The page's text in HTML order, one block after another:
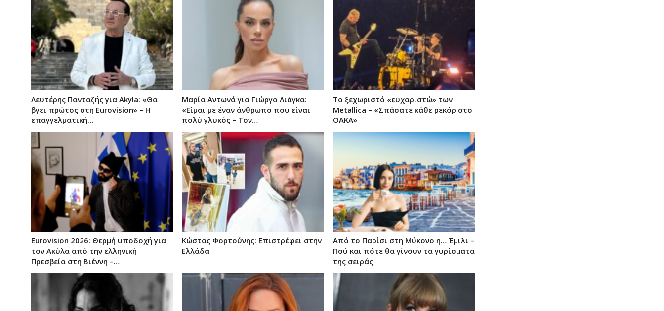
Λευτέρης Πανταζής για Akyla: «Θα
βγει πρώτος στη Eurovision» – Η
επαγγελματική…
Μαρία Αντωνά για Γιώργο Λιάγκα:
«Είμαι με έναν άνθρωπο που είναι
πολύ γλυκός – Τον…
Το ξεχωριστό «ευχαριστώ» των
Metallica – «Σπάσατε κάθε ρεκόρ στο
ΟΑΚΑ»
Eurovision 2026: Θερμή υποδοχή για
τον Ακύλα από την ελληνική
Πρεσβεία στη Βιέννη –…
Κώστας Φορτούνης: Eπιστρέφει στην
Ελλάδα
Από το Παρίσι στη Μύκονο η… Έμιλι –
Πού και πότε θα γίνουν τα γυρίσματα
της σειράς